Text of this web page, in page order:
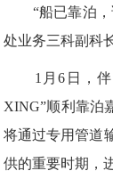
“船已靠泊，
处业务三科副科
1月6日，伴随
XING”顺利靠泊
将通过专用管道
供的重要时期，